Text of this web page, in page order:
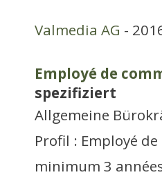
Valmedia AG -
Employé de
spezifiziert
Allgemeine
Profil : Employé
minimum 3